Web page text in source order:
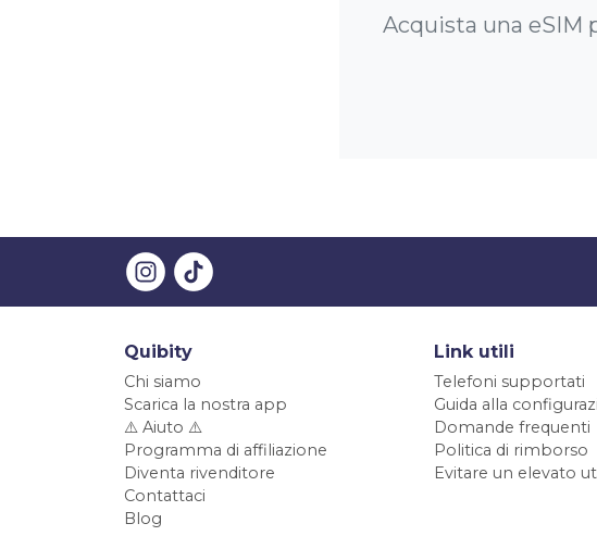
Acquista una eSIM
Quibity
Chi siamo
Scarica la nostra app
⚠️ Aiuto ⚠️
Programma di affiliazione
Diventa rivenditore
Contattaci
Blog
Link utili
Telefoni supportati
Guida alla
Domande frequenti
Politica di rimborso
Evitare un elevato